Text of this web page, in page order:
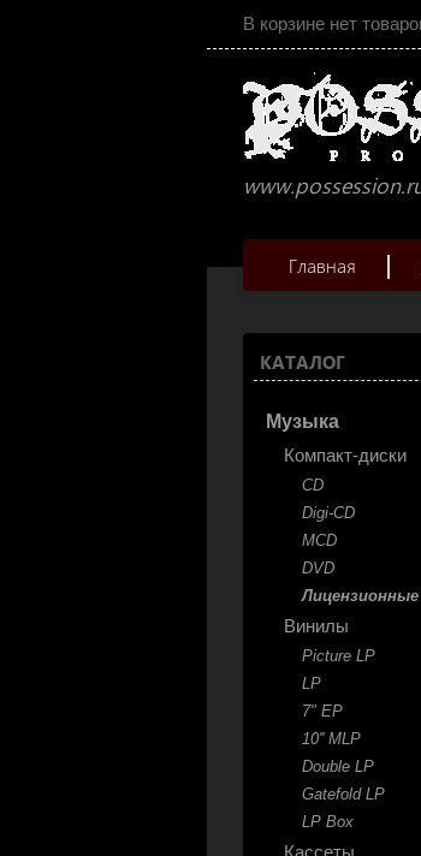
В корзине нет
Главная
КАТАЛОГ
Музыка
Компакт-диски
CD
Digi-CD
MCD
DVD
Лицензионные
Винилы
Picture LP
LP
7" EP
10'' MLP
Double LP
Gatefold LP
LP Box
Кассеты